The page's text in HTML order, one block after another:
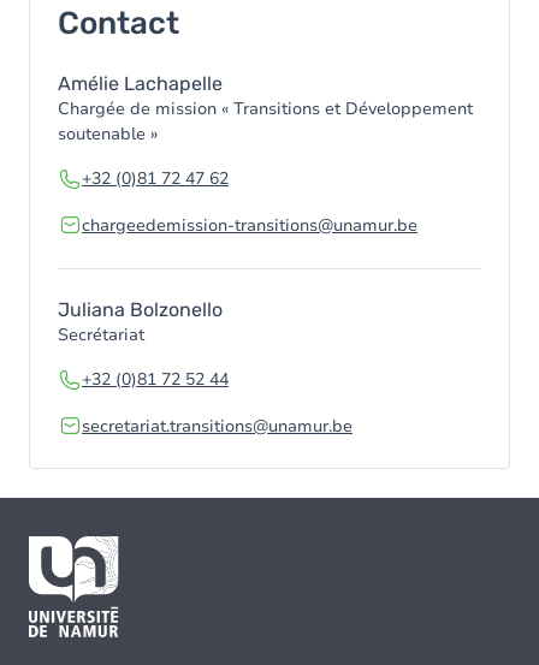
Contact
Amélie Lachapelle
Chargée de mission « Transitions et Développement
soutenable »
+32 (0)81 72 47 62
chargeedemission-transitions@unamur.be
Juliana Bolzonello
Secrétariat
+32 (0)81 72 52 44
secretariat.transitions@unamur.be